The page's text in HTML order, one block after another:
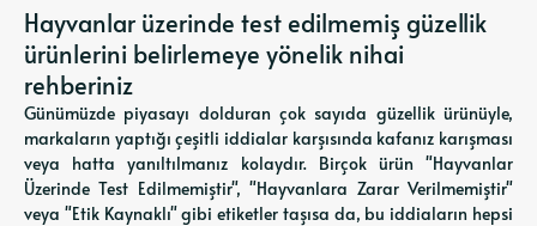
Hayvanlar üzerinde test edilmemiş güzellik
ürünlerini belirlemeye yönelik nihai
rehberiniz
Günümüzde piyasayı dolduran çok sayıda güzellik ürünüyle,
markaların yaptığı çeşitli iddialar karşısında kafanız karışması
veya hatta yanıltılmanız kolaydır. Birçok ürün "Hayvanlar
Üzerinde Test Edilmemiştir", "Hayvanlara Zarar Verilmemiştir"
veya "Etik Kaynaklı" gibi etiketler taşısa da, bu iddiaların hepsi